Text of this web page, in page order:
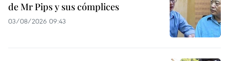
de Mr Pips y sus cómplices
03/08/2026 09:43